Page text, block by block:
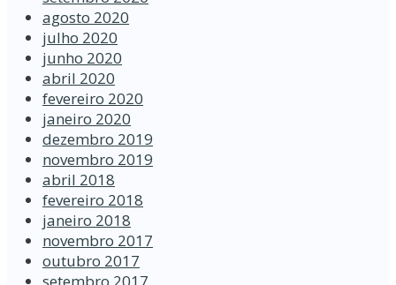
agosto 2020
julho 2020
junho 2020
abril 2020
fevereiro 2020
janeiro 2020
dezembro 2019
novembro 2019
abril 2018
fevereiro 2018
janeiro 2018
novembro 2017
outubro 2017